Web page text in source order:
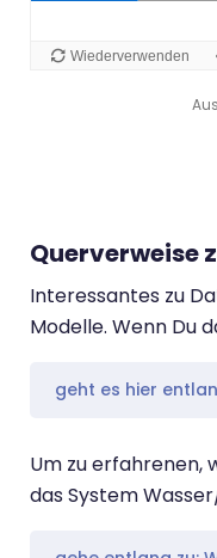
Querverweise
Interessantes zu
Modelle. Wenn Du
geht es hier
Um zu erfahrenen,
das System